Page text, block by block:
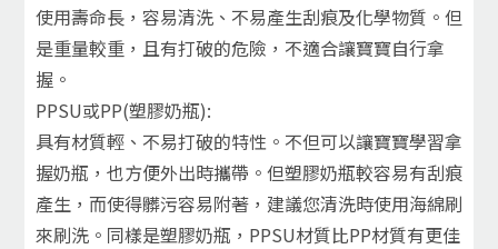
使用壽命長，容易清洗、不易產生刮痕及化學物質。但
是重量較重，且有打破的危險，不適合讓寶寶自行拿
握。
PPSU或PP(塑膠奶瓶):
具有材質輕、不易打破的特性。不但可以讓寶寶學習拿
握奶瓶，也方便外出時攜帶。但塑膠奶瓶較容易有刮痕
產生，而使得髒污容易附著，建議您清洗時使用海綿刷
來刷洗。同樣是塑膠奶瓶，PPSU材質比PP材質有更佳